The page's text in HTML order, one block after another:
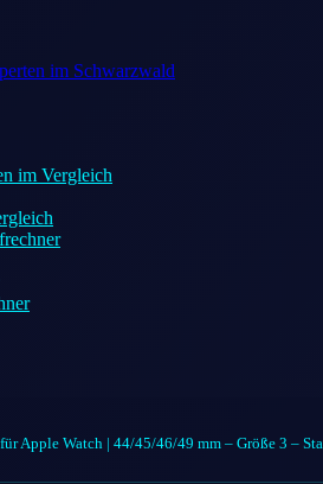
im Schwarzwald
im Vergleich
Apple Watch | 44/45/46/49 mm – Größe 3 –